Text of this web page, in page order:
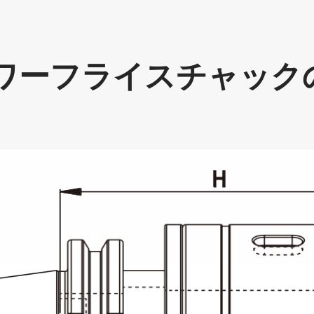
ーフライスチャック